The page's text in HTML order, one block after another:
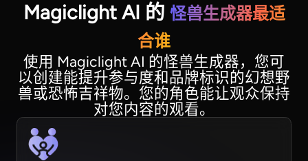
Magiclight AI 的 怪兽生成器最适
合谁
使用 Magiclight AI 的怪兽生成器，您可
以创建能提升参与度和品牌标识的幻想野
兽或恐怖吉祥物。您的角色能让观众保持
对您内容的观看。